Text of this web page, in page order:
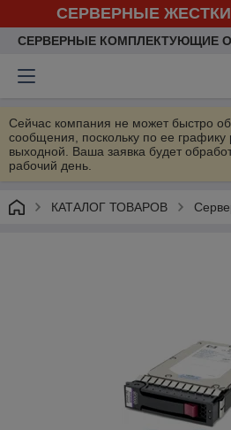
СЕРВЕРНЫЕ
СЕРВЕРНЫЕ КОМПЛЕКТУЮЩИЕ
Сейчас компания не может быстро
сообщения, поскольку по ее графику
выходной. Ваша заявка будет
рабочий день.
КАТАЛОГ ТОВАРОВ